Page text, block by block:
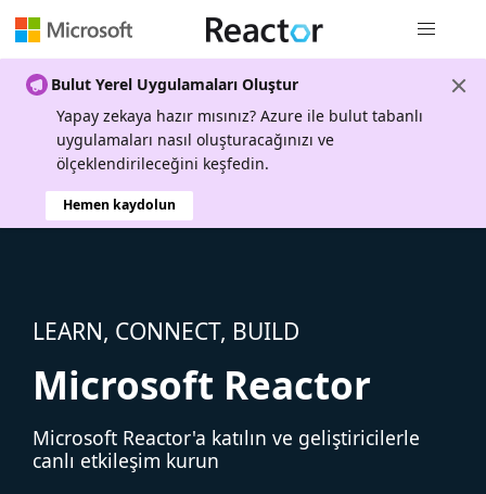
Bulut Yerel Uygulamaları Oluştur
Yapay zekaya hazır mısınız? Azure ile bulut tabanlı
uygulamaları nasıl oluşturacağınızı ve
ölçeklendirileceğini keşfedin.
Hemen kaydolun
LEARN, CONNECT, BUILD
Microsoft Reactor
Microsoft Reactor'a katılın ve geliştiricilerle
canlı etkileşim kurun